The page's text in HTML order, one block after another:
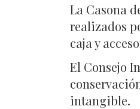
La Casona
realizados
caja y
El Consejo
intangible.